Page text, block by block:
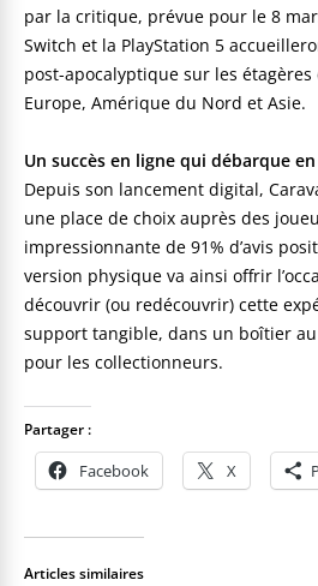
par la critique, prévue pour le 8
Switch et la PlayStation 5
post-apocalyptique sur les étagères
Europe, Amérique du Nord et Asie.
Un succès en ligne qui débarque
Depuis son lancement digital,
une place de choix auprès des
impressionnante de 91% d’avis
version physique va ainsi offrir
découvrir (ou redécouvrir) cette
support tangible, dans un boîtier
pour les collectionneurs.
Partager :
Facebook X
Articles similaires